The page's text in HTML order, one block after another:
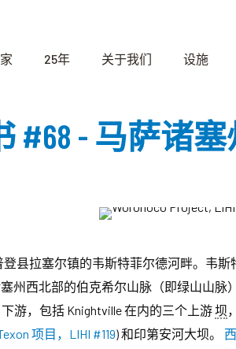
家 25年 关于我们 设施
#68 - 马萨诸
县拉塞尔镇的韦斯特菲尔德河畔。韦斯
州西北部的伯克希尔山脉（即绿山山脉
游，包括 Knightville 在内的三个上游坝
项目，LIHI #119) 和印第安河大坝。